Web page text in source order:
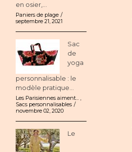
en osier,...
Paniers de plage
septembre 21, 2021
Sac
de
yoga
personnalisable : le
modèle pratique...
Les Parisiennes aiment... ,
Sacs personnalisables
novembre 02, 2020
Le